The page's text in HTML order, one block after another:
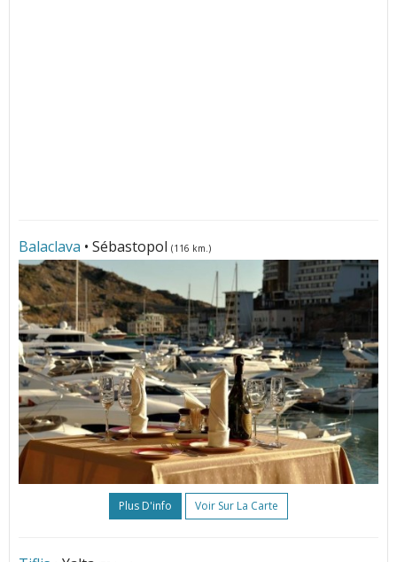
Balaclava • Sébastopol (116 km.)
Plus D'info Voir Sur La Carte